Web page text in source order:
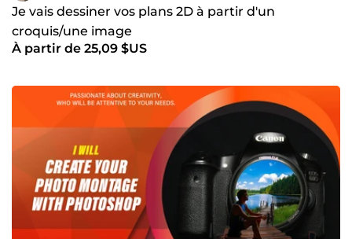
Je vais dessiner vos plans 2D à partir d'un
croquis/une image
À partir de 25,09 $US